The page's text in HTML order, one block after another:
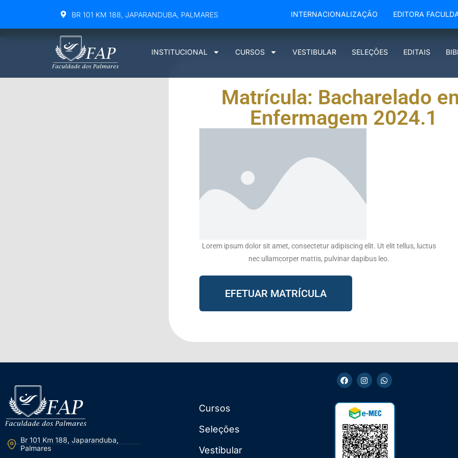
INTERNACIONALIZAÇÃO EDITORA
BR 101 KM 188, JAPARANDUBA, PALMARES
INSTITUCIONAL CURSOS VESTIBULAR SELEÇÕES EDITAIS
Matrícula: Bacharelado
Enfermagem 2024.1
Lorem ipsum dolor sit amet, consectetur adipiscing elit. Ut elit tellus, luctus
nec ullamcorper mattis, pulvinar dapibus leo.
EFETUAR MATRÍCULA
Br 101 Km 188, Japaranduba,
Palmares
Cursos
Seleções
Vestibular